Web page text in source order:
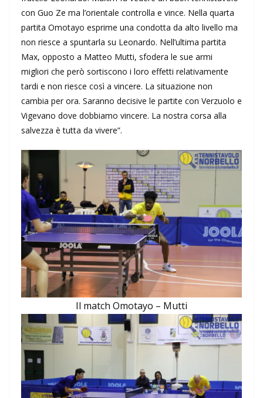
con Guo Ze ma l’orientale controlla e vince. Nella quarta
partita Omotayo esprime una condotta da alto livello ma
non riesce a spuntarla su Leonardo. Nell’ultima partita
Max, opposto a Matteo Mutti, sfodera le sue armi
migliori che però sortiscono i loro effetti relativamente
tardi e non riesce così a vincere. La situazione non
cambia per ora. Saranno decisive le partite con Verzuolo e
Vigevano dove dobbiamo vincere. La nostra corsa alla
salvezza è tutta da vivere”.
Il match Omotayo – Mutti